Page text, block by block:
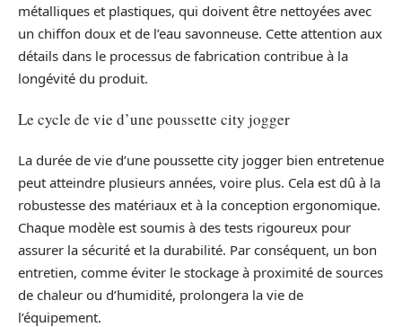
métalliques et plastiques, qui doivent être nettoyées avec
un chiffon doux et de l’eau savonneuse. Cette attention aux
détails dans le processus de fabrication contribue à la
longévité du produit.
Le cycle de vie d’une poussette city jogger
La durée de vie d’une poussette city jogger bien entretenue
peut atteindre plusieurs années, voire plus. Cela est dû à la
robustesse des matériaux et à la conception ergonomique.
Chaque modèle est soumis à des tests rigoureux pour
assurer la sécurité et la durabilité. Par conséquent, un bon
entretien, comme éviter le stockage à proximité de sources
de chaleur ou d’humidité, prolongera la vie de
l’équipement.